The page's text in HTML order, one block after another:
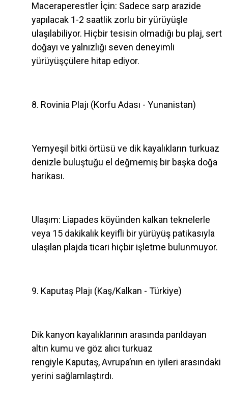
Maceraperestler İçin: Sadece sarp arazide
yapılacak 1-2 saatlik zorlu bir yürüyüşle
ulaşılabiliyor. Hiçbir tesisin olmadığı bu plaj, sert
doğayı ve yalnızlığı seven deneyimli
yürüyüşçülere hitap ediyor.
8. Rovinia Plajı (Korfu Adası - Yunanistan)
Yemyeşil bitki örtüsü ve dik kayalıkların turkuaz
denizle buluştuğu el değmemiş bir başka doğa
harikası.
Ulaşım: Liapades köyünden kalkan teknelerle
veya 15 dakikalık keyifli bir yürüyüş patikasıyla
ulaşılan plajda ticari hiçbir işletme bulunmuyor.
9. Kaputaş Plajı (Kaş/Kalkan - Türkiye)
Dik kanyon kayalıklarının arasında parıldayan
altın kumu ve göz alıcı turkuaz
rengiyle Kaputaş, Avrupa’nın en iyileri arasındaki
yerini sağlamlaştırdı.